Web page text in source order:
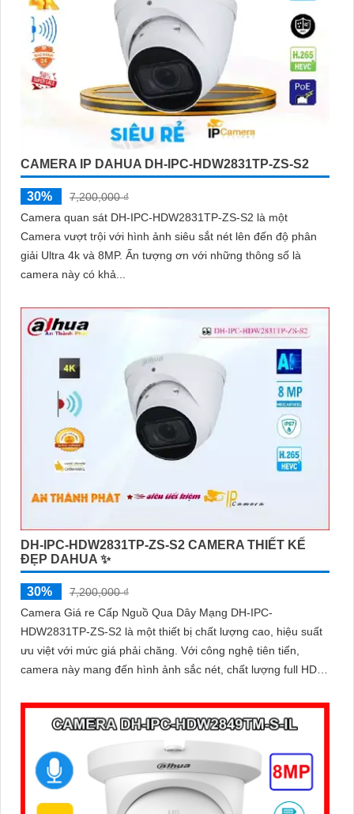
CAMERA IP DAHUA DH-IPC-HDW2831TP-ZS-S2
30%
7,200,000 ₫
Camera quan sát DH-IPC-HDW2831TP-ZS-S2 là một
Camera vượt trội với hình ảnh siêu sắt nét lên đến độ phân
giải Ultra 4k và 8MP. Ấn tượng ơn với những thông số là
camera này có khả...
DH-IPC-HDW2831TP-ZS-S2 CAMERA THIẾT KẾ
ĐẸP DAHUA ✨
30%
7,200,000 ₫
Camera Giá re Cấp Nguồ Qua Dây Mạng DH-IPC-
HDW2831TP-ZS-S2 là một thiết bị chất lượng cao, hiệu suất
ưu việt với mức giá phải chăng. Với công nghệ tiên tiến,
camera này mang đến hình ảnh sắc nét, chất lượng full HD